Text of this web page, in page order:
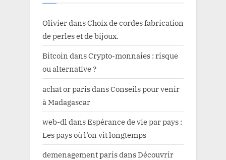
OlivierdansChoix de cordes fabrication
de perles et de bijoux.
Bitcoin dansCrypto-monnaies : risque
ou alternative ?
achat or parisdansConseils pour venir
à Madagascar
web-dl dansEspérance de vie par pays :
Les pays où l’on vit longtemps
demenagement parisdansDécouvrir